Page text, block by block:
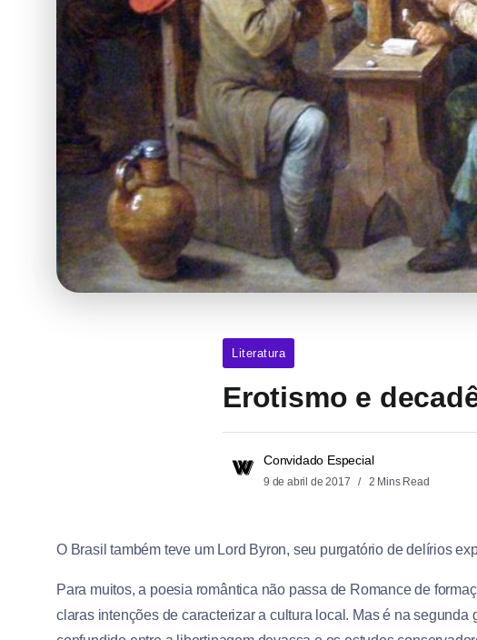
Literatura
Erotismo e
Convidado Especial
9 de abril de 2017 2 Mins Read
O Brasil também teve um Lord Byron, seu purgatório de delírios
Para muitos, a poesia romântica não passa de Romance de
claras intenções de caracterizar a cultura local. Mas é na